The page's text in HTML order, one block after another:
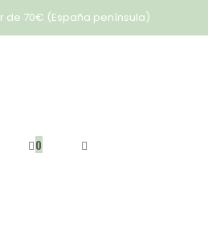
de 70€ (España península)
0